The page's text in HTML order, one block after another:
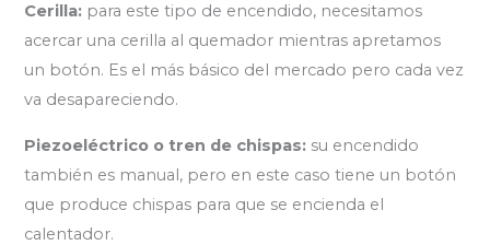
Cerilla: para este tipo de encendido, necesitamos
acercar una cerilla al quemador mientras apretamos
un botón. Es el más básico del mercado pero cada vez
va desapareciendo.
Piezoeléctrico o tren de chispas: su encendido
también es manual, pero en este caso tiene un botón
que produce chispas para que se encienda el
calentador.